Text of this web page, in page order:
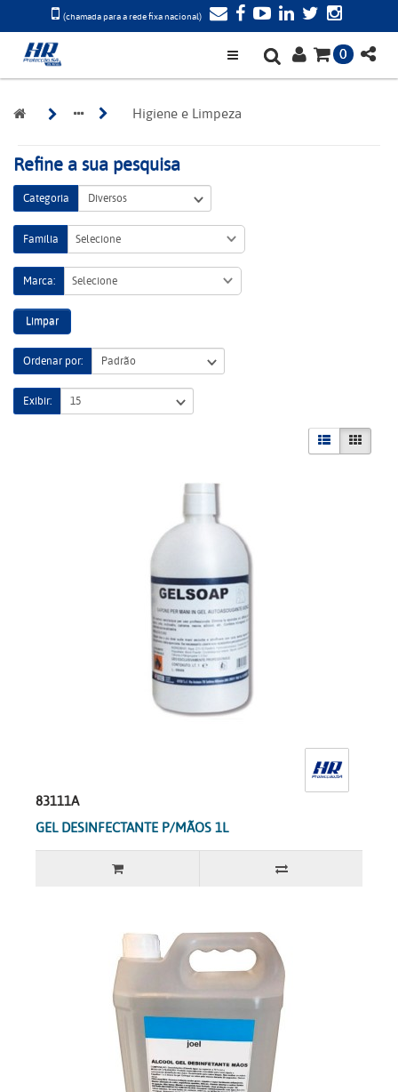
(chamada para a rede fixa nacional)
0
Higiene e Limpeza
Refine a sua pesquisa
Categoria
Família Selecione
Marca: Selecione
Limpar
Ordenar por:
Exibir:
83111A
GEL DESINFECTANTE P/MÃOS 1L